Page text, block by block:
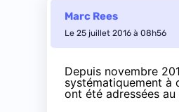
Marc Rees
Le 25 juillet 2016 à 08h56
Depuis novembre
systématiquement à
ont été adressées